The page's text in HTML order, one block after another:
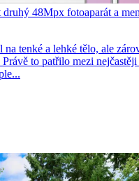
druhý 48Mpx fotoaparát a
tenké a lehké tělo, ale
to patřilo mezi